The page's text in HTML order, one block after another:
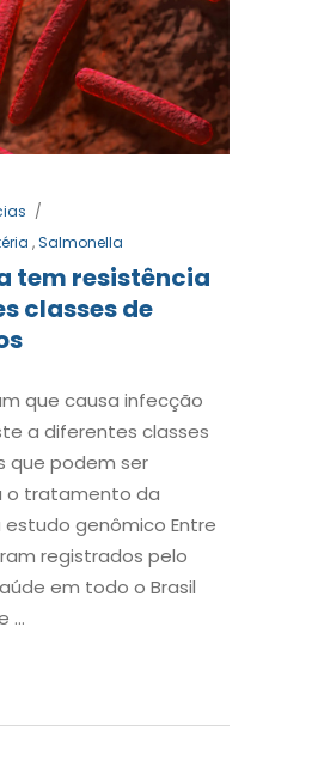
,Salmonella
tem resistência
classes de
que causa infecção
a diferentes classes
que podem ser
o tratamento da
genômico Entre
registrados pelo
em todo o Brasil